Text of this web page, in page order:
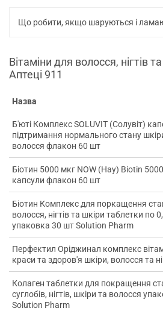
Що робити, якщо шаруються і
Вітаміни для волосся, нігтів
Аптеці 911
Назва
Б'юті Комплекс SOLUVIT (Солувіт)
підтримання нормального стану
волосся флакон 60 шт
Біотин 5000 мкг NOW (Нау) Biotin
капсули флакон 60 шт
Біотин Комплекс для поркащення
волосся, нігтів та шкіри таблетки по
упаковка 30 шт Solution Pharm
Перфектил Оріджинал комплекс
краси та здоров'я шкіри, волосся та
Колаген таблетки для покращення
суглобів, нігтів, шкіри та волосся
Solution Pharm